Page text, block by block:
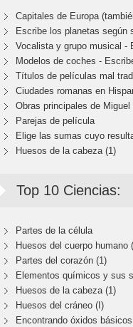
Capitales de Europa
Escribe los planetas según
Vocalista y grupo musical -
Modelos de coches -
Títulos de películas mal
Ciudades romanas en
Obras principales de Miguel
Parejas de película
Elige las sumas cuyo
Huesos de la cabeza (1)
Top 10 Ciencias:
Partes de la célula
Huesos del cuerpo humano
Partes del corazón (1)
Elementos químicos y sus
Huesos de la cabeza (1)
Huesos del cráneo (I)
Encontrando óxidos